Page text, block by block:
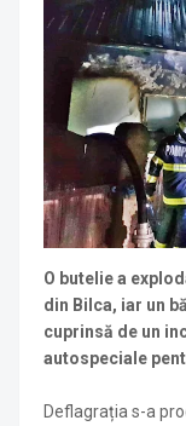
O butelie a
din Bilca, iar un
cuprinsă de un
autospeciale
Deflagrația s-a